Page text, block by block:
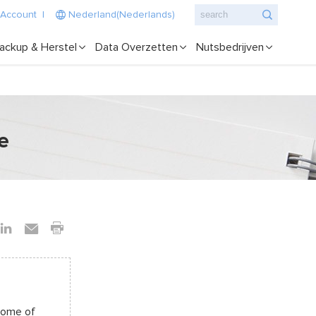
Nederland(Nederlands)
& Herstel Data Overzetten Nutsbedrijven
of